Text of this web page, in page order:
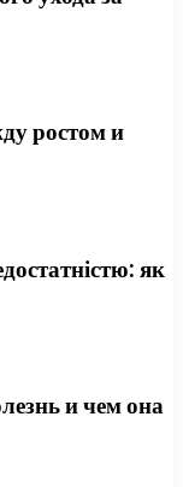
ростом и
як
и чем она